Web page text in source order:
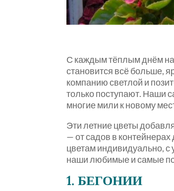
С каждым тёплым днём
становится всё больше,
компанию светлой и
только поступают. Наши
многие мили к новому
Эти летние цветы
— от садов в
цветам индивидуально,
наши любимые и самые
1. БЕГОНИИ